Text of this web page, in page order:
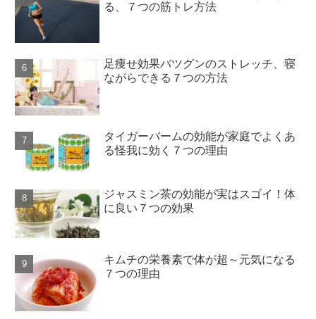
る、７つの筋トレ方法
足痩せ効果バツグンのストレッチ、寝
ながらできる７つの方法
タイガーバームの効能が家庭でよくあ
る怪我に効く７つの理由
ジャスミン茶の効能が実はスゴイ！体
に良い７つの効果
キムチの栄養素で体が超～元気になる
７つの理由